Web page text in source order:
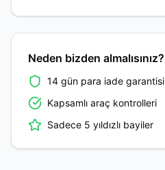
Neden bizden almalısınız?
14 gün para iade garantisi
Kapsamlı araç kontrolleri
Sadece 5 yıldızlı bayiler